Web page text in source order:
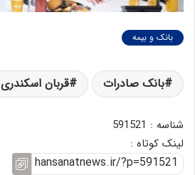
بانک و بیمه
بانک صادرات قربان اسکندری
شناسه : 591521
لینک کوتاه :